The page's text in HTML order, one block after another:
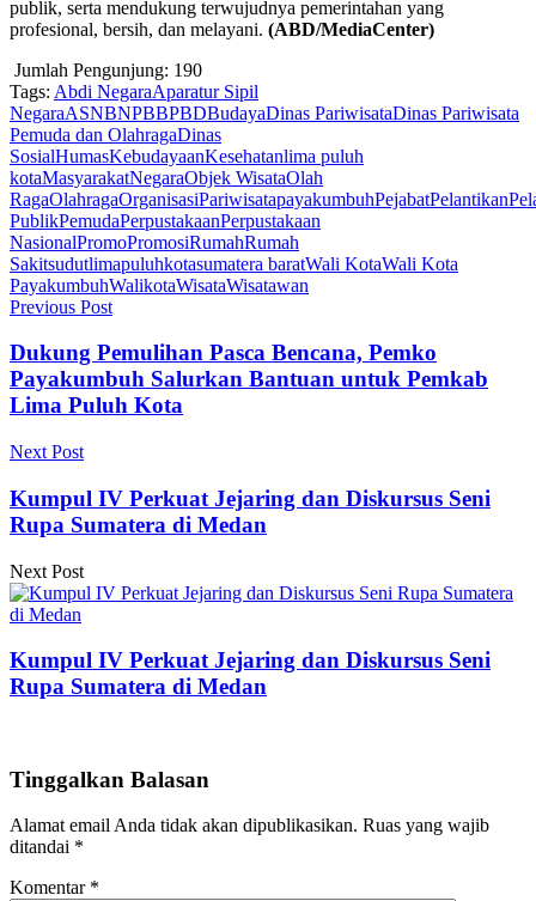
publik, serta mendukung terwujudnya pemerintahan yang
profesional, bersih, dan melayani. (ABD/MediaCenter)
Jumlah Pengunjung: 190
Tags: Abdi NegaraAparatur Sipil
NegaraASNBNPBBPBDBudayaDinas PariwisataDinas Pariwisata
Pemuda dan OlahragaDinas
SosialHumasKebudayaanKesehatanlima puluh
kotaMasyarakatNegaraObjek WisataOlah
RagaOlahragaOrganisasiPariwisatapayakumbuhPejabatPelantikan
PublikPemudaPerpustakaanPerpustakaan
NasionalPromoPromosiRumahRumah
Sakitsudutlimapuluhkotasumatera baratWali KotaWali Kota
PayakumbuhWalikotaWisataWisatawan
Previous Post
Dukung Pemulihan Pasca Bencana, Pemko
Payakumbuh Salurkan Bantuan untuk Pemkab
Lima Puluh Kota
Next Post
Kumpul IV Perkuat Jejaring dan Diskursus Seni
Rupa Sumatera di Medan
Next Post
Kumpul IV Perkuat Jejaring dan Diskursus Seni
Rupa Sumatera di Medan
Tinggalkan Balasan
Alamat email Anda tidak akan dipublikasikan. Ruas yang wajib
ditandai *
Komentar *